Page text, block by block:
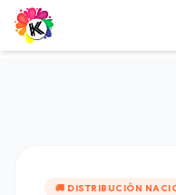
🚚 DISTRIBUCIÓN